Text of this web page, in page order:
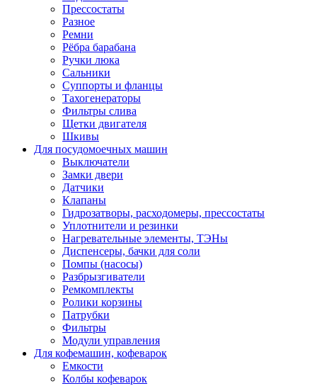
Прессостаты
Разное
Ремни
Рёбра барабана
Ручки люка
Сальники
Суппорты и фланцы
Тахогенераторы
Фильтры слива
Щетки двигателя
Шкивы
Для посудомоечных машин
Выключатели
Замки двери
Датчики
Клапаны
Гидрозатворы, расходомеры, прессостаты
Уплотнители и резинки
Нагревательные элементы, ТЭНы
Диспенсеры, бачки для соли
Помпы (насосы)
Разбрызгиватели
Ремкомплекты
Ролики корзины
Патрубки
Фильтры
Модули управления
Для кофемашин, кофеварок
Емкости
Колбы кофеварок